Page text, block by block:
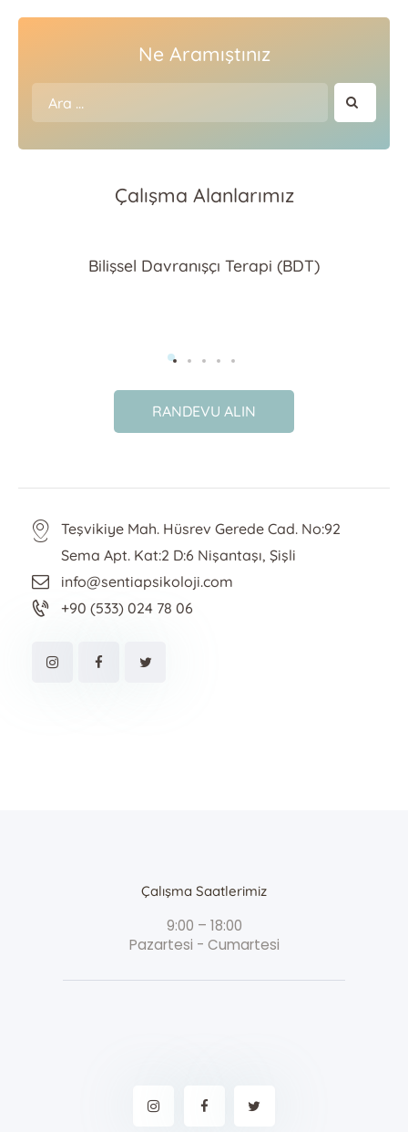
Ne Aramıştınız
Arama:
Çalışma Alanlarımız
Bilişsel Davranışçı Terapi (BDT)
RANDEVU ALIN
Teşvikiye Mah. Hüsrev Gerede Cad. No:92
Sema Apt. Kat:2 D:6 Nişantaşı, Şişli
info@sentiapsikoloji.com
+90 (533) 024 78 06
Çalışma Saatlerimiz
9:00 – 18:00
Pazartesi - Cumartesi